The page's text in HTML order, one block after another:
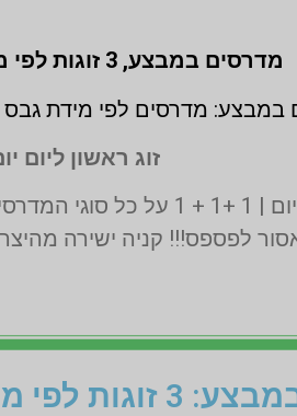
מדרסים במבצע,3 זוגות לפי מידת גבס בהתאמה אישית (1 + 1 + 1 חינם)
במבצע: מדרסים לפי מידת
זוג ראשון ליום
המבצע ט.ל.ח
לפספס!!! קניה ישירה
אישית (1+1+1 חינם)